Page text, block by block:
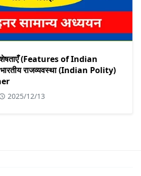
(Features of Indian
राजव्यवस्था (Indian Polity)
2025/12/13